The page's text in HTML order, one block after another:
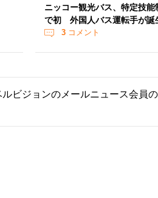
ニッコー観光バス、特定技能
で初 外国人バス運転手が誕
3コメント
ビジョンのメールニュース会員